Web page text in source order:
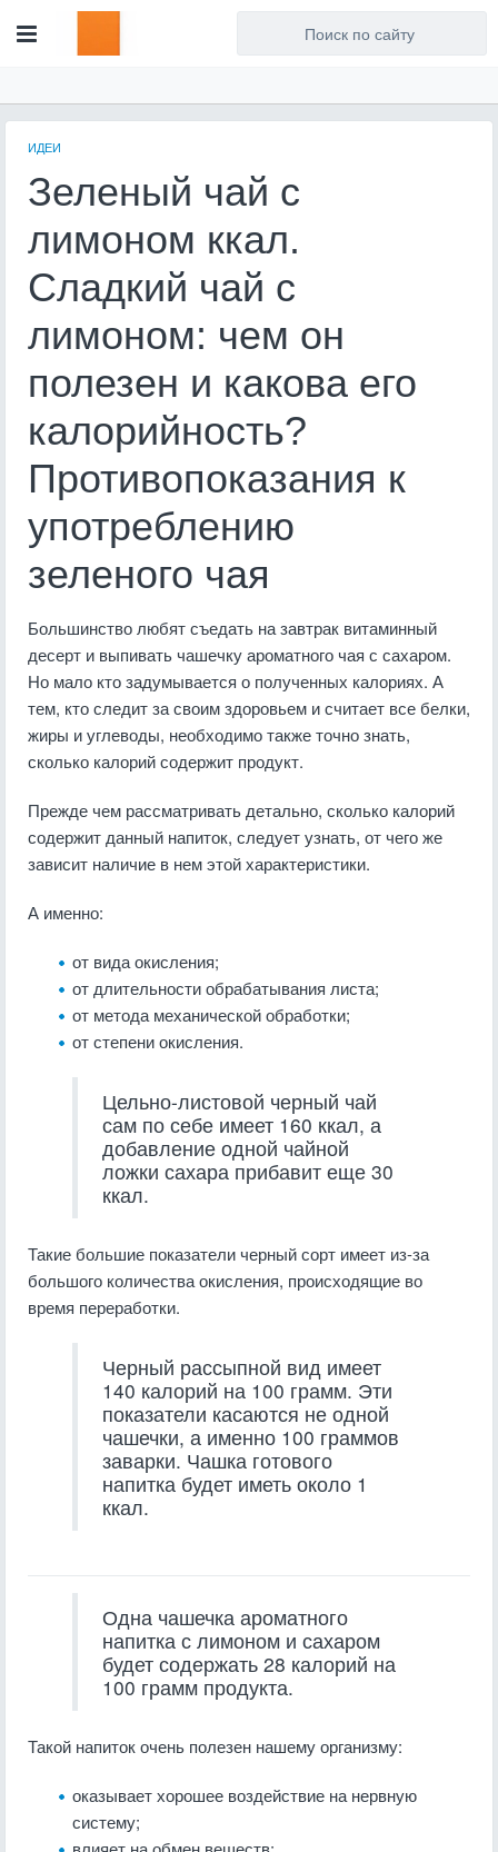
ИДЕИ
Зеленый чай с
лимоном ккал.
Сладкий чай с
лимоном: чем он
полезен и какова его
калорийность?
Противопоказания к
употреблению
зеленого чая
Большинство любят съедать на завтрак витаминный
десерт и выпивать чашечку ароматного чая с сахаром.
Но мало кто задумывается о полученных калориях. А
тем, кто следит за своим здоровьем и считает все белки,
жиры и углеводы, необходимо также точно знать,
сколько калорий содержит продукт.
Прежде чем рассматривать детально, сколько калорий
содержит данный напиток, следует узнать, от чего же
зависит наличие в нем этой характеристики.
А именно:
от вида окисления;
от длительности обрабатывания листа;
от метода механической обработки;
от степени окисления.
Цельно-листовой черный чай
сам по себе имеет 160 ккал, а
добавление одной чайной
ложки сахара прибавит еще 30
ккал.
Такие большие показатели черный сорт имеет из-за
большого количества окисления, происходящие во
время переработки.
Черный рассыпной вид имеет
140 калорий на 100 грамм. Эти
показатели касаются не одной
чашечки, а именно 100 граммов
заварки. Чашка готового
напитка будет иметь около 1
ккал.
Одна чашечка ароматного
напитка с лимоном и сахаром
будет содержать 28 калорий на
100 грамм продукта.
Такой напиток очень полезен нашему организму:
оказывает хорошее воздействие на нервную
систему;
Для любых предложений по
сайту: artist71@cp9.ru